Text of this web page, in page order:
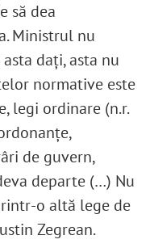
să dea
Ministrul nu
dați, asta nu
normative este
legi ordinare (n.r.
de guvern,
departe (…) Nu
o altă lege de
Zegrean.